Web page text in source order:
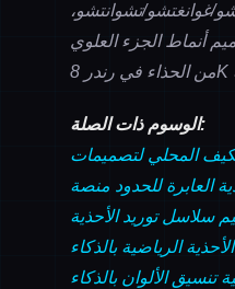
غوانغتشو/تشوانتشو،
أنماط الجزء العلوي
الوسوم ذات الصلة:
المحلي لتصميمات
العابرة للحدود منصة VALI لتصميم الأحذية
سلاسل توريد الأحذية
الرياضية بالذكاء
تنسيق الألوان بالذكاء